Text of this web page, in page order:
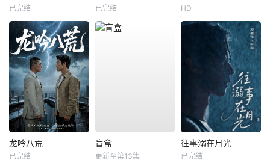
已完结 已完结 HD
龙吟八荒
已完结
盲盒
更新至第13集
往事溺在月光
已完结